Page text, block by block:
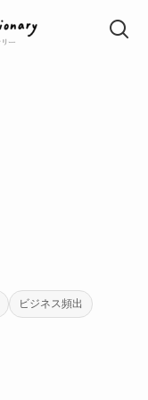
ビジネス頻出